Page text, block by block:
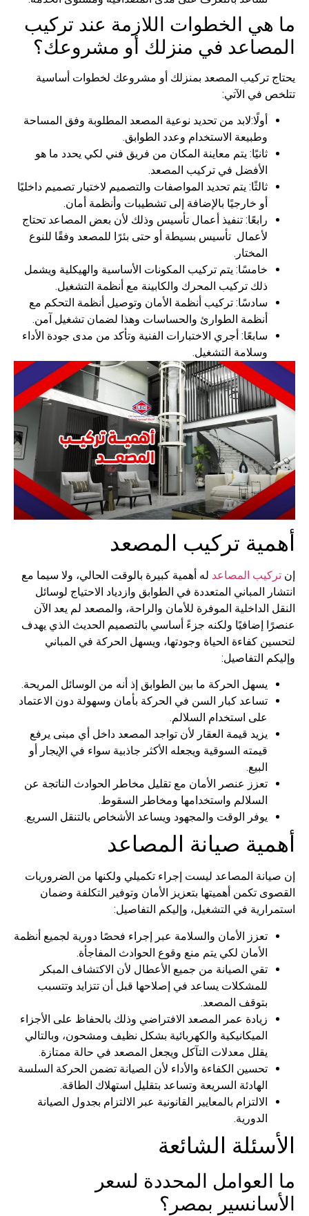
ما هي الخطوات اللازمة عند تركيب
المصاعد في منزلك أو مشروعك؟
يحتاج تركيب المصعد بمنزلك أو مشروعك لخطوات أساسية
تتلخص في الآتي:
أولًا:لابد من تحديد نوعية المصعد المطلوبة وفق المساحة
وطبيعة الاستخدام وعدد الطوابق.
ثانيًا: يتم معاينة المكان من فريق فني لكي يحدد ما هو
الأفضل في تركيب المصعد.
ثالثًا: يتم تحديد المواصفات والتصميم لاختيار تصميم داخليًا
أو خارجيًا بالإضافة إلى تشطيبات وأنظمة أمان.
رابعًا: تنفيذ أعمال تأسيس وذلك لأن بعض المصاعد تحتاج
لأعمال تأسيس بسيطة أو حتى بئرًا للمصعد وفقًا للنوع
المختار.
خامسًا: يتم تركيب المكونات الأساسية والهيكلية ويشمل
ذلك تركيب المحرك والكابينة مع أنظمة التشغيل.
سادسًا: تركيب أنظمة الأمان وتوصيل أنظمة التحكم مع
أنظمة الطوارئ والحساسات وهذا لضمان تشغيل آمن.
سابعًا: أجري الاختبارات الفنية وتأكد من مدى جودة الأداء
وسلامة التشغيل.
أهمية تركيب المصعد
إن تركيب المصاعد له أهمية كبيرة بالوقت الحالي، ولا سيما مع
انتشار المباني المتعددة في الطوابق وازدياد الاحتياج لوسائل
النقل الداخلية الموفرة للأمان والراحة، والمصعد لم يعد الآن
عنصرًا إضافيًا ولكنه جزءً أساسي بالتصميم الحديث الذي يهدف
لتحسين كفاءة الحياة وجودتها، ويسهل الحركة في المباني
وإليكم التفاصيل:
يسهل الحركة ما بين الطوابق إذ أنه من الوسائل المريحة.
تساعد كبار السن في الحركة بأمان وسهولة دون الاعتماد
على استخدام السلالم.
يزيد قيمة العقار لأن تواجد المصعد داخل أي مبنى يرفع
قيمته السوقية ويجعله الأكثر جاذبية سواء في الإيجار أو
البيع.
تعزز عنصر الأمان مع تقليل مخاطر الحوادث الناتجة عن
السلالم واستخدامها ومخاطر السقوط.
يوفر الوقت والمجهود ويساعد الأشخاص بالتنقل السريع.
أهمية صيانة المصاعد
إن صيانة المصاعد ليست إجراء تكميلي ولكنها من الضروريات
القصوى تكمن أهميتها بتعزيز الأمان وتوفير التكلفة وضمان
استمرارية في التشغيل، وإليكم التفاصيل:
تعزز الأمان والسلامة عبر إجراء فحصًا دورية لجميع أنظمة
الأمان لكي يتم منع وقوع الحوادث المفاجأة.
تقي الصيانة من جميع الأعطال لأن الاكتشاف المبكر
للمشكلات يساعد في إصلاحها قبل أن تتزايد وتتسبب
بتوقف المصعد.
زيادة عمر المصعد الافتراضي وذلك بالحفاظ على الأجزاء
الميكانيكية والكهربائية بشكل نظيف ومشحون، وبالتالي
يقلل معدلات التآكل ويجعل المصعد في حالة ممتازة.
تحسين الكفاءة والأداء لأن الصيانة تضمن الحركة السلسة
الهادئة السريعة وتساعد بتقليل استهلاك الطاقة.
الالتزام بالمعايير القانونية عبر الالتزام بجدول الصيانة
الدورية.
الأسئلة الشائعة
ما العوامل المحددة لسعر
الأسانسير بمصر؟